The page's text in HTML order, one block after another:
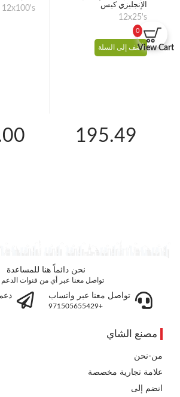
0
View Cart
الإنجليزي كيس
12x25's
195.49
أضف إلى السلة
12x100's
نحن دائماً هنا للمساعدة
تواصل معنا عبر أي من قنوات الدعم
تواصل معنا عبر واتساب
+971505655429
مصنع الشاي
من-نحن
علامة تجارية مخصصة
انضم إلى